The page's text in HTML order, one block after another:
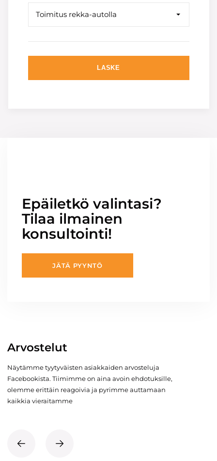
Toimitus rekka-autolla
LASKE
Epäiletkö valintasi?
Tilaa ilmainen
konsultointi!
JÄTÄ PYYNTÖ
Arvostelut
Näytämme tyytyväisten asiakkaiden arvosteluja
Facebookista. Tiimimme on aina avoin ehdotuksille,
olemme erittäin reagoivia ja pyrimme auttamaan
kaikkia vieraitamme